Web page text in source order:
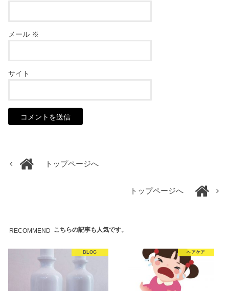
メール ※
サイト
トップページへ
トップページへ
RECOMMEND こちらの記事も人気です。
BLOG ヘアケア